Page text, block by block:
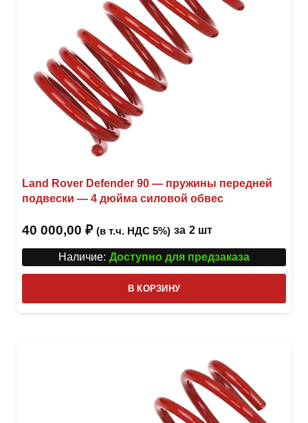
Land Rover Defender 90 — пружины передней
подвески — 4 дюйма силовой обвес
40 000,00 ₽ (в т.ч. НДС 5%) за 2 шт
Наличие: Доступно для предзаказа
В КОРЗИНУ